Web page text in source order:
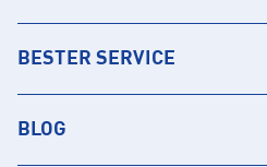
BESTER SERVICE
BLOG